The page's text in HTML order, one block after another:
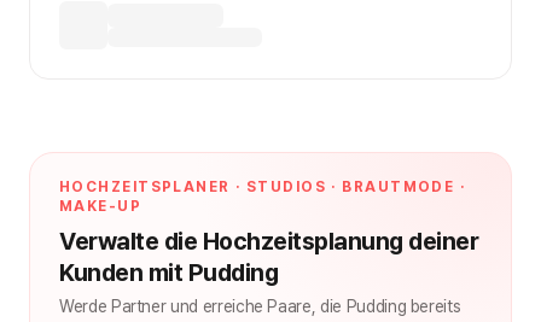
HOCHZEITSPLANER · STUDIOS · BRAUTMODE ·
MAKE-UP
Verwalte die Hochzeitsplanung deiner
Kunden mit Pudding
Werde Partner und erreiche Paare, die Pudding bereits